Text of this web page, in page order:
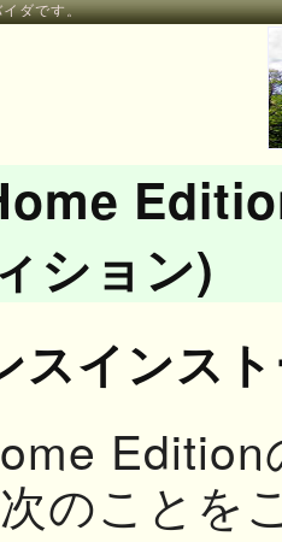
ダです。
ション)
スインス
のことを